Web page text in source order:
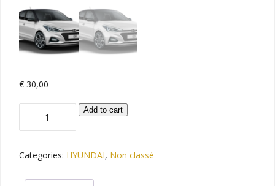
€ 30,00
Add to cart
Categories: HYUNDAI, Non classé